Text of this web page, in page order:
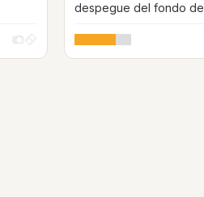
despegue del fondo de